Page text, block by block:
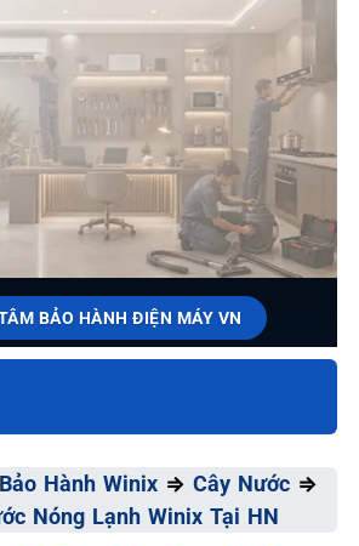
BẢO HÀNH ĐIỆN MÁY VN
& BẢO HÀNH WINIX
- Giá Thành Tối Thiểu - Dịch Vụ Tối
📞 09.663.898.33
Hành Winix ⇒ Cây Nước ⇒
Nóng Lạnh Winix Tại HN